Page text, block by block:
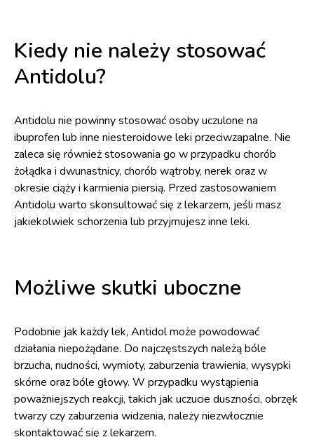
Kiedy nie należy stosować
Antidolu?
Antidolu nie powinny stosować osoby uczulone na
ibuprofen lub inne niesteroidowe leki przeciwzapalne. Nie
zaleca się również stosowania go w przypadku chorób
żołądka i dwunastnicy, chorób wątroby, nerek oraz w
okresie ciąży i karmienia piersią. Przed zastosowaniem
Antidolu warto skonsultować się z lekarzem, jeśli masz
jakiekolwiek schorzenia lub przyjmujesz inne leki.
Możliwe skutki uboczne
Podobnie jak każdy lek, Antidol może powodować
działania niepożądane. Do najczęstszych należą bóle
brzucha, nudności, wymioty, zaburzenia trawienia, wysypki
skórne oraz bóle głowy. W przypadku wystąpienia
poważniejszych reakcji, takich jak uczucie duszności, obrzęk
twarzy czy zaburzenia widzenia, należy niezwłocznie
skontaktować się z lekarzem.